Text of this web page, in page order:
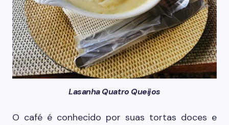
Lasanha Quatro Queijos
O café é conhecido por suas tortas doces e